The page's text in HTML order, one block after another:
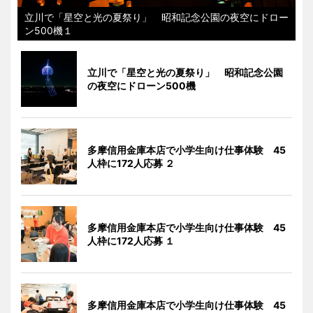
立川で「星空と光の夏祭り」 昭和記念公園の夜空にドロー
ン500機１
立川で「星空と光の夏祭り」 昭和記念公園
の夜空にドローン500機
多摩信用金庫本店で小学生向け仕事体験 45
人枠に172人応募 ２
多摩信用金庫本店で小学生向け仕事体験 45
人枠に172人応募 １
多摩信用金庫本店で小学生向け仕事体験 45